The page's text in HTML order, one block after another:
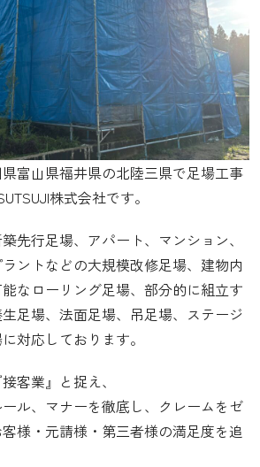
富山県福井県の北陸三県で足場工事
株式会社です。
先行足場、アパート、マンション、
ントなどの大規模改修足場、建物内
なローリング足場、部分的に組立す
足場、法面足場、吊足場、ステージ
対応しております。
客業』と捉え、
ル、マナーを徹底し、クレームをゼ
様・元請様・第三者様の満足度を追